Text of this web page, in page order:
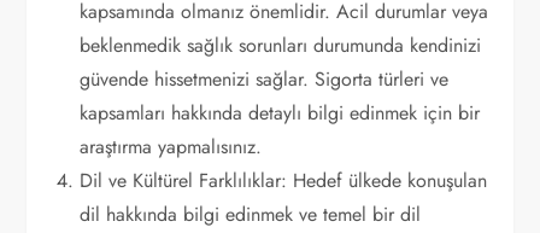
kapsamında olmanız önemlidir. Acil durumlar veya
beklenmedik sağlık sorunları durumunda kendinizi
güvende hissetmenizi sağlar. Sigorta türleri ve
kapsamları hakkında detaylı bilgi edinmek için bir
araştırma yapmalısınız.
Dil ve Kültürel Farklılıklar: Hedef ülkede konuşulan
dil hakkında bilgi edinmek ve temel bir dil